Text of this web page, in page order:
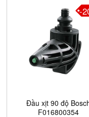
Đầu xịt 90 độ
F016800354
-